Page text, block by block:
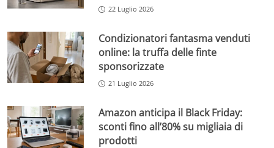
22 Luglio 2026
Condizionatori fantasma venduti
online: la truffa delle finte
sponsorizzate
21 Luglio 2026
Amazon anticipa il Black Friday:
sconti fino all’80% su migliaia di
prodotti